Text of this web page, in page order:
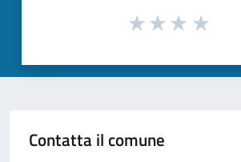
Contatta il comune